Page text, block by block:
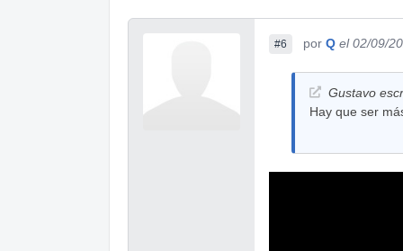
#6 por Q el 02/09/
Gustavo
Hay que ser